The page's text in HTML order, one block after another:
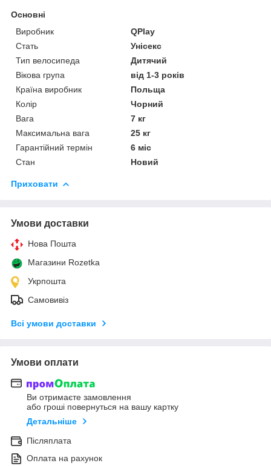
Основні
Виробник
QPlay
Стать
Унісекс
Тип велосипеда
Дитячий
Вікова група
від 1-3 років
Країна виробник
Польща
Колір
Чорний
Вага
7 кг
Максимальна вага
25 кг
Гарантійний термін
6 міс
Стан
Новий
Приховати
Умови доставки
Нова Пошта
Магазини Rozetka
Укрпошта
Самовивіз
Всі умови доставки
Умови оплати
Ви отримаєте замовлення
або гроші повернуться на вашу картку
Детальніше
Післяплата
Оплата на рахунок